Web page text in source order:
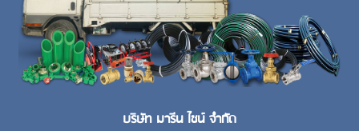
บริษัท มารีน ไชน์ จำกัด